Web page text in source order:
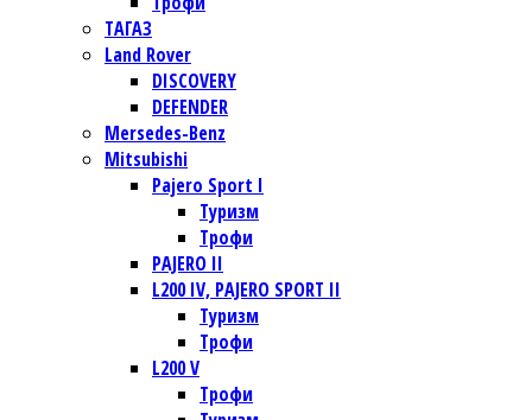
TАГАЗ
Land Rover
DISCOVERY
DEFENDER
Mersedes-Benz
Mitsubishi
Pajero Sport I
Туризм
Трофи
PAJERO II
L200 IV, PAJERO SPORT II
Туризм
Трофи
L200 V
Трофи